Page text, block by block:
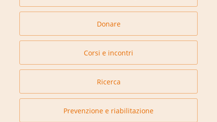
Donare
Corsi e incontri
Ricerca
Prevenzione e riabilitazione